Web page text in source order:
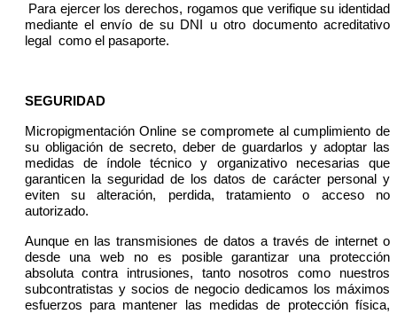
Para ejercer los derechos, rogamos que verifique su identidad
mediante el envío de su DNI u otro documento acreditativo
legal como el pasaporte.
SEGURIDAD
Micropigmentación Online se compromete al cumplimiento de
su obligación de secreto, deber de guardarlos y adoptar las
medidas de índole técnico y organizativo necesarias que
garanticen la seguridad de los datos de carácter personal y
eviten su alteración, perdida, tratamiento o acceso no
autorizado.
Aunque en las transmisiones de datos a través de internet o
desde una web no es posible garantizar una protección
absoluta contra intrusiones, tanto nosotros como nuestros
subcontratistas y socios de negocio dedicamos los máximos
esfuerzos para mantener las medidas de protección física,